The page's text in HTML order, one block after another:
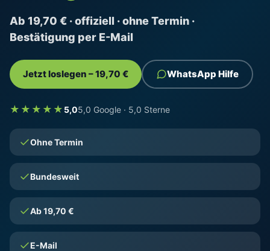
Ab 19,70 € · offiziell · ohne Termin ·
Bestätigung per E-Mail
Jetzt loslegen – 19,70 € WhatsApp Hilfe
★★★★★ 5,05,0 Google · 5,0 Sterne
Ohne Termin
Bundesweit
Ab 19,70 €
E-Mail